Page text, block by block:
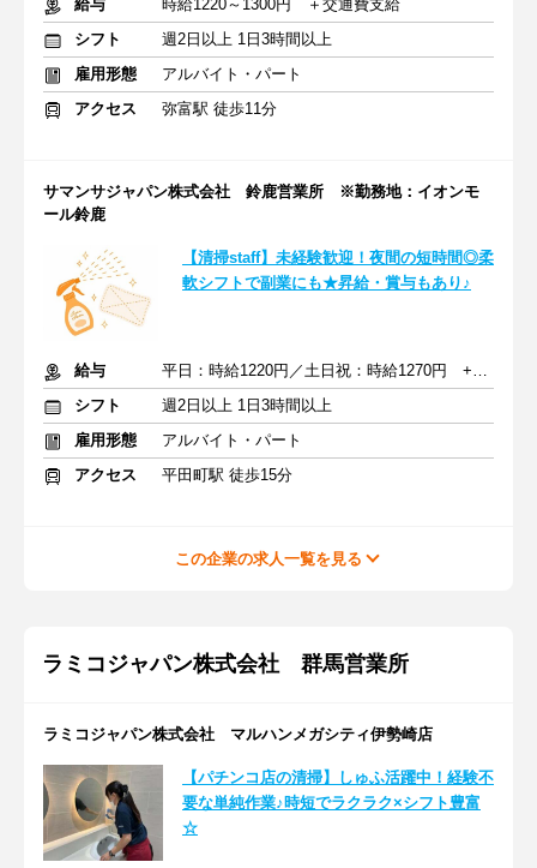
給与
時給1220～1300円 ＋交通費支給
シフト
週2日以上 1日3時間以上
雇用形態
アルバイト・パート
アクセス
弥富駅 徒歩11分
サマンサジャパン株式会社 鈴鹿営業所 ※勤務地：イオンモ
ール鈴鹿
【清掃staff】未経験歓迎！夜間の短時間◎柔
軟シフトで副業にも★昇給・賞与もあり♪
給与
平日：時給1220円／土日祝：時給1270円 +交通費支給
シフト
週2日以上 1日3時間以上
雇用形態
アルバイト・パート
アクセス
平田町駅 徒歩15分
この企業の求人一覧を見る
ラミコジャパン株式会社 群馬営業所
ラミコジャパン株式会社 マルハンメガシティ伊勢崎店
【パチンコ店の清掃】しゅふ活躍中！経験不
要な単純作業♪時短でラクラク×シフト豊富
☆